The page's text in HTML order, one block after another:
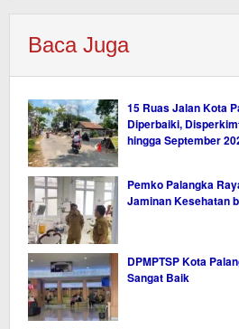
Baca Juga
15 Ruas Jalan Kota
Diperbaiki,
hingga September
Pemko Palangka
Jaminan Kesehatan
DPMPTSP Kota
Sangat Baik